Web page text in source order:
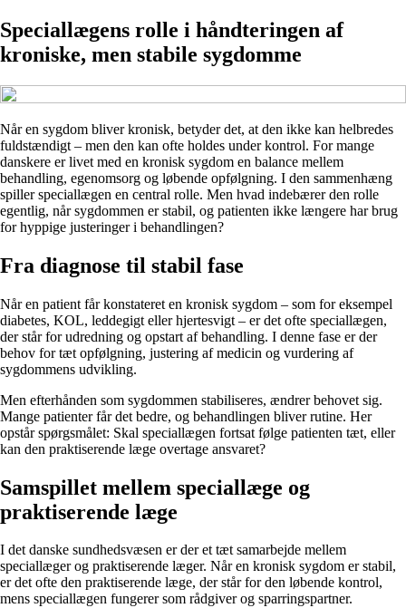
Speciallægens rolle i håndteringen af
kroniske, men stabile sygdomme
Når en sygdom bliver kronisk, betyder det, at den ikke kan helbredes
fuldstændigt – men den kan ofte holdes under kontrol. For mange
danskere er livet med en kronisk sygdom en balance mellem
behandling, egenomsorg og løbende opfølgning. I den sammenhæng
spiller speciallægen en central rolle. Men hvad indebærer den rolle
egentlig, når sygdommen er stabil, og patienten ikke længere har brug
for hyppige justeringer i behandlingen?
Fra diagnose til stabil fase
Når en patient får konstateret en kronisk sygdom – som for eksempel
diabetes, KOL, leddegigt eller hjertesvigt – er det ofte speciallægen,
der står for udredning og opstart af behandling. I denne fase er der
behov for tæt opfølgning, justering af medicin og vurdering af
sygdommens udvikling.
Men efterhånden som sygdommen stabiliseres, ændrer behovet sig.
Mange patienter får det bedre, og behandlingen bliver rutine. Her
opstår spørgsmålet: Skal speciallægen fortsat følge patienten tæt, eller
kan den praktiserende læge overtage ansvaret?
Samspillet mellem speciallæge og
praktiserende læge
I det danske sundhedsvæsen er der et tæt samarbejde mellem
speciallæger og praktiserende læger. Når en kronisk sygdom er stabil,
er det ofte den praktiserende læge, der står for den løbende kontrol,
mens speciallægen fungerer som rådgiver og sparringspartner.